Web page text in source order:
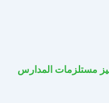
مستلزمات المدارس